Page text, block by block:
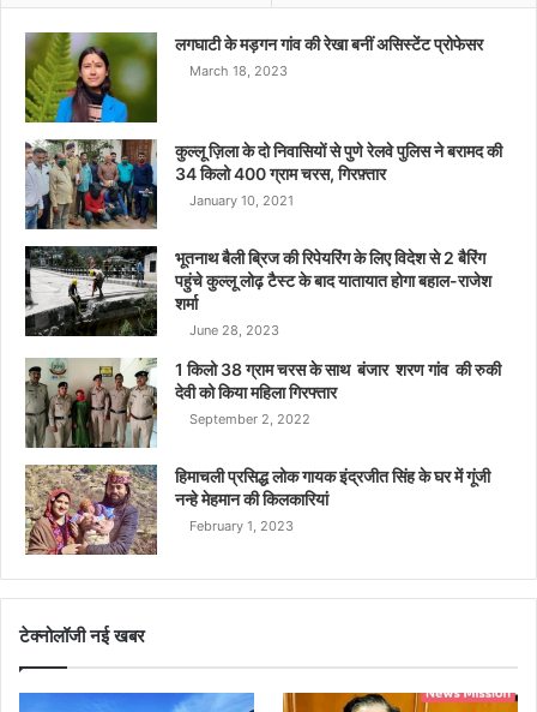
लगघाटी के मड़गन गांव की रेखा बनीं असिस्टेंट प्रोफेसर
March 18, 2023
कुल्लू ज़िला के दो निवासियों से पुणे रेलवे पुलिस ने बरामद की
34 किलो 400 ग्राम चरस, गिरफ़्तार
January 10, 2021
भूतनाथ बैली ब्रिज की रिपेयरिंग के लिए विदेश से 2 बैरिंग
पहुंचे कुल्लू लोढ़ टैस्ट के बाद यातायात होगा बहाल-राजेश
शर्मा
June 28, 2023
1 किलो 38 ग्राम चरस के साथ बंजार शरण गांव की रुकी
देवी को किया महिला गिरफ्तार
September 2, 2022
हिमाचली प्रसिद्ध लोक गायक इंद्रजीत सिंह के घर में गूंजी
नन्हे मेहमान की किलकारियां
February 1, 2023
टेक्नोलॉजी नई खबर